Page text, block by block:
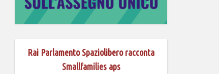
Rai Parlamento Spaziolibero racconta
Smallfamilies aps